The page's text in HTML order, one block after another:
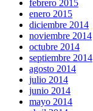
febrero 2015
enero 2015
diciembre 2014
noviembre 2014
octubre 2014
septiembre 2014
agosto 2014
julio 2014
junio 2014
mayo 2014